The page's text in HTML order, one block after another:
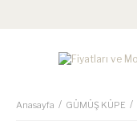
Anasayfa GÜMÜŞ KÜPE